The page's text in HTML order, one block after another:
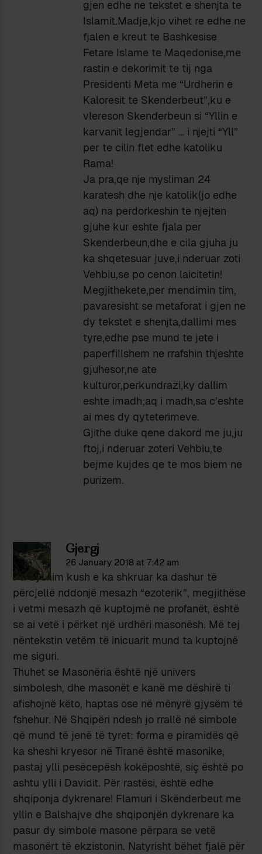
gjen edhe ne tekstet e shenjta te
Islamit.Madje,kjo vihet re edhe ne
fjalen e kreut te Bashkesise
Fetare Islame te Maqedonise,me
rastin e dekorimit te tij nga
Presidenti Meta me “Urdherin e
Kaloresit te Skenderbeut”,ku e
vlereson Skenderbeun si “Yllin e
karvanit legjendar” … i njejti “Yll”
per te cilin flet edhe katoliku
Rama!
Ja pra,qe nje mysliman 24
karatesh dhe nje katolik(jo edhe
aq) na perdorkeshin te njejten
gjuhe kur eshte fjala per
Skenderbeun,dhe e cila gjuha ju
ka shqetesuar juve,i nderuar zoti
Vehbiu,se po cenon laicitetin!
Megjithekete,per mendimin tim,
pavaresisht se metaforat i gjen ne
dy tekstet e shenjta,dallimi mes
tyre,edhe pse mund te jete i
paperfillshem ne rrafshin thjeshte
gjuhesor,ne ate
kulturor,perkundrazi,ky dallim
eshte imadh;aq i madh,sa c’eshte
ai mes dy qyteterimeve.
Gjithe duke qene dakord me ju,ju
ftoj,i nderuar zoteri Vehbiu,te
bejme kujdes qe te mos biem ne
purizem.
Gjergj
26 January 2018 at 7:42 am
Pa dyshim kush e ka shkruar ka dashur të
përcjellë nddonjë mesazh “ezoterik”, megjithëse
i vetmi mesazh që kuptojmë ne profanët, është
se ai vetë i përket një urdhëri masonësh. Më tej
nëntekstin vetëm të inicuarit mund ta kuptojnë
me siguri.
Thuhet se Masonëria është një univers
simbolesh, dhe masonët e kanë me dëshirë ti
afishojnë këto, haptas ose në mënyrë gjysëm të
fshehur. Në Shqipëri ndesh jo rrallë në simbole
që mund të jenë të tyret: forma e piramidës që
ka sheshi kryesor në Tiranë është masonike,
pastaj ylli pesëcepësh kokëposhtë, siç është po
ashtu ylli i Davidit. Për rastësi, është edhe
shqiponja dykrenare! Flamuri i Skënderbeut me
yllin e Balshajve dhe shqiponjën dykrenare ka
pasur dy simbole masone përpara se vetë
masonërt të ekzistonin. Natyrisht bëhet fjalë për